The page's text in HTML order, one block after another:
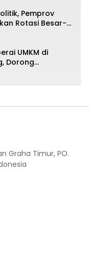
Pemprov
Rotasi Besar-
UMKM di
Dorong
Graha Timur, PO.